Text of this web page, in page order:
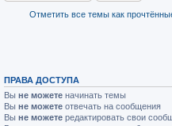
Отметить все темы как
ПРАВА ДОСТУПА
Вы не можете начинать темы
Вы не можете отвечать на сообщения
Вы не можете редактировать свои